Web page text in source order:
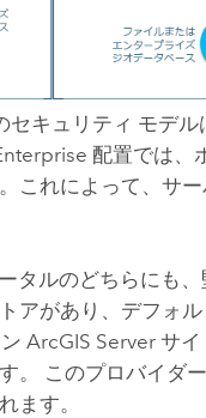
セキュリティ モデ
配置では、
これによって、サ
タルのどちらにも
アがあり、デフォル
ンArcGIS Server サイ
。 このプロバイダ
ます。